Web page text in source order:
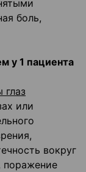
боль,
у 1 пациента
глаз
или
вокруг
поражение